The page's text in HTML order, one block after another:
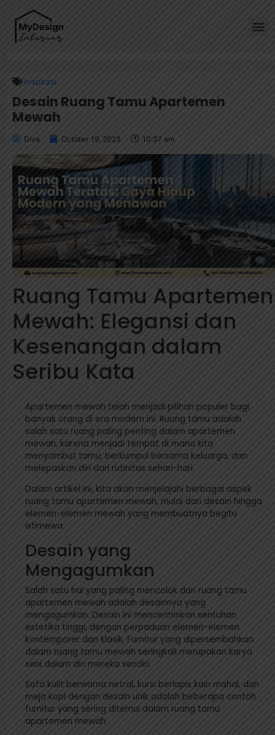
Home» Desain Ruang Tamu Apartemen Mewah
Inspirasi
Desain Ruang Tamu Apartemen
Mewah
Diva October 19, 2023 10:37 am
Ruang Tamu Apartemen
Mewah: Elegansi dan
Kesenangan dalam
Seribu Kata
Apartemen mewah telah menjadi pilihan populer bagi
banyak orang di era modern ini. Ruang tamu adalah
salah satu ruang paling penting dalam apartemen
mewah, karena menjadi tempat di mana kita
menyambut tamu, berkumpul bersama keluarga, dan
melepaskan diri dari rutinitas sehari-hari.
Dalam artikel ini, kita akan menjelajahi berbagai aspek
ruang tamu apartemen mewah, mulai dari desain hingga
elemen-elemen mewah yang membuatnya begitu
istimewa.
Desain yang
Mengagumkan
Salah satu hal yang paling mencolok dari ruang tamu
apartemen mewah adalah desainnya yang
mengagumkan. Desain ini mencerminkan sentuhan
estetika tinggi, dengan perpaduan elemen-elemen
kontemporer dan klasik. Furnitur yang dipersembahkan
dalam ruang tamu mewah seringkali merupakan karya
seni dalam diri mereka sendiri.
Sofa kulit berwarna netral, kursi berlapis kain mahal, dan
meja kopi dengan desain unik adalah beberapa contoh
furnitur yang sering ditemui dalam ruang tamu
apartemen mewah.